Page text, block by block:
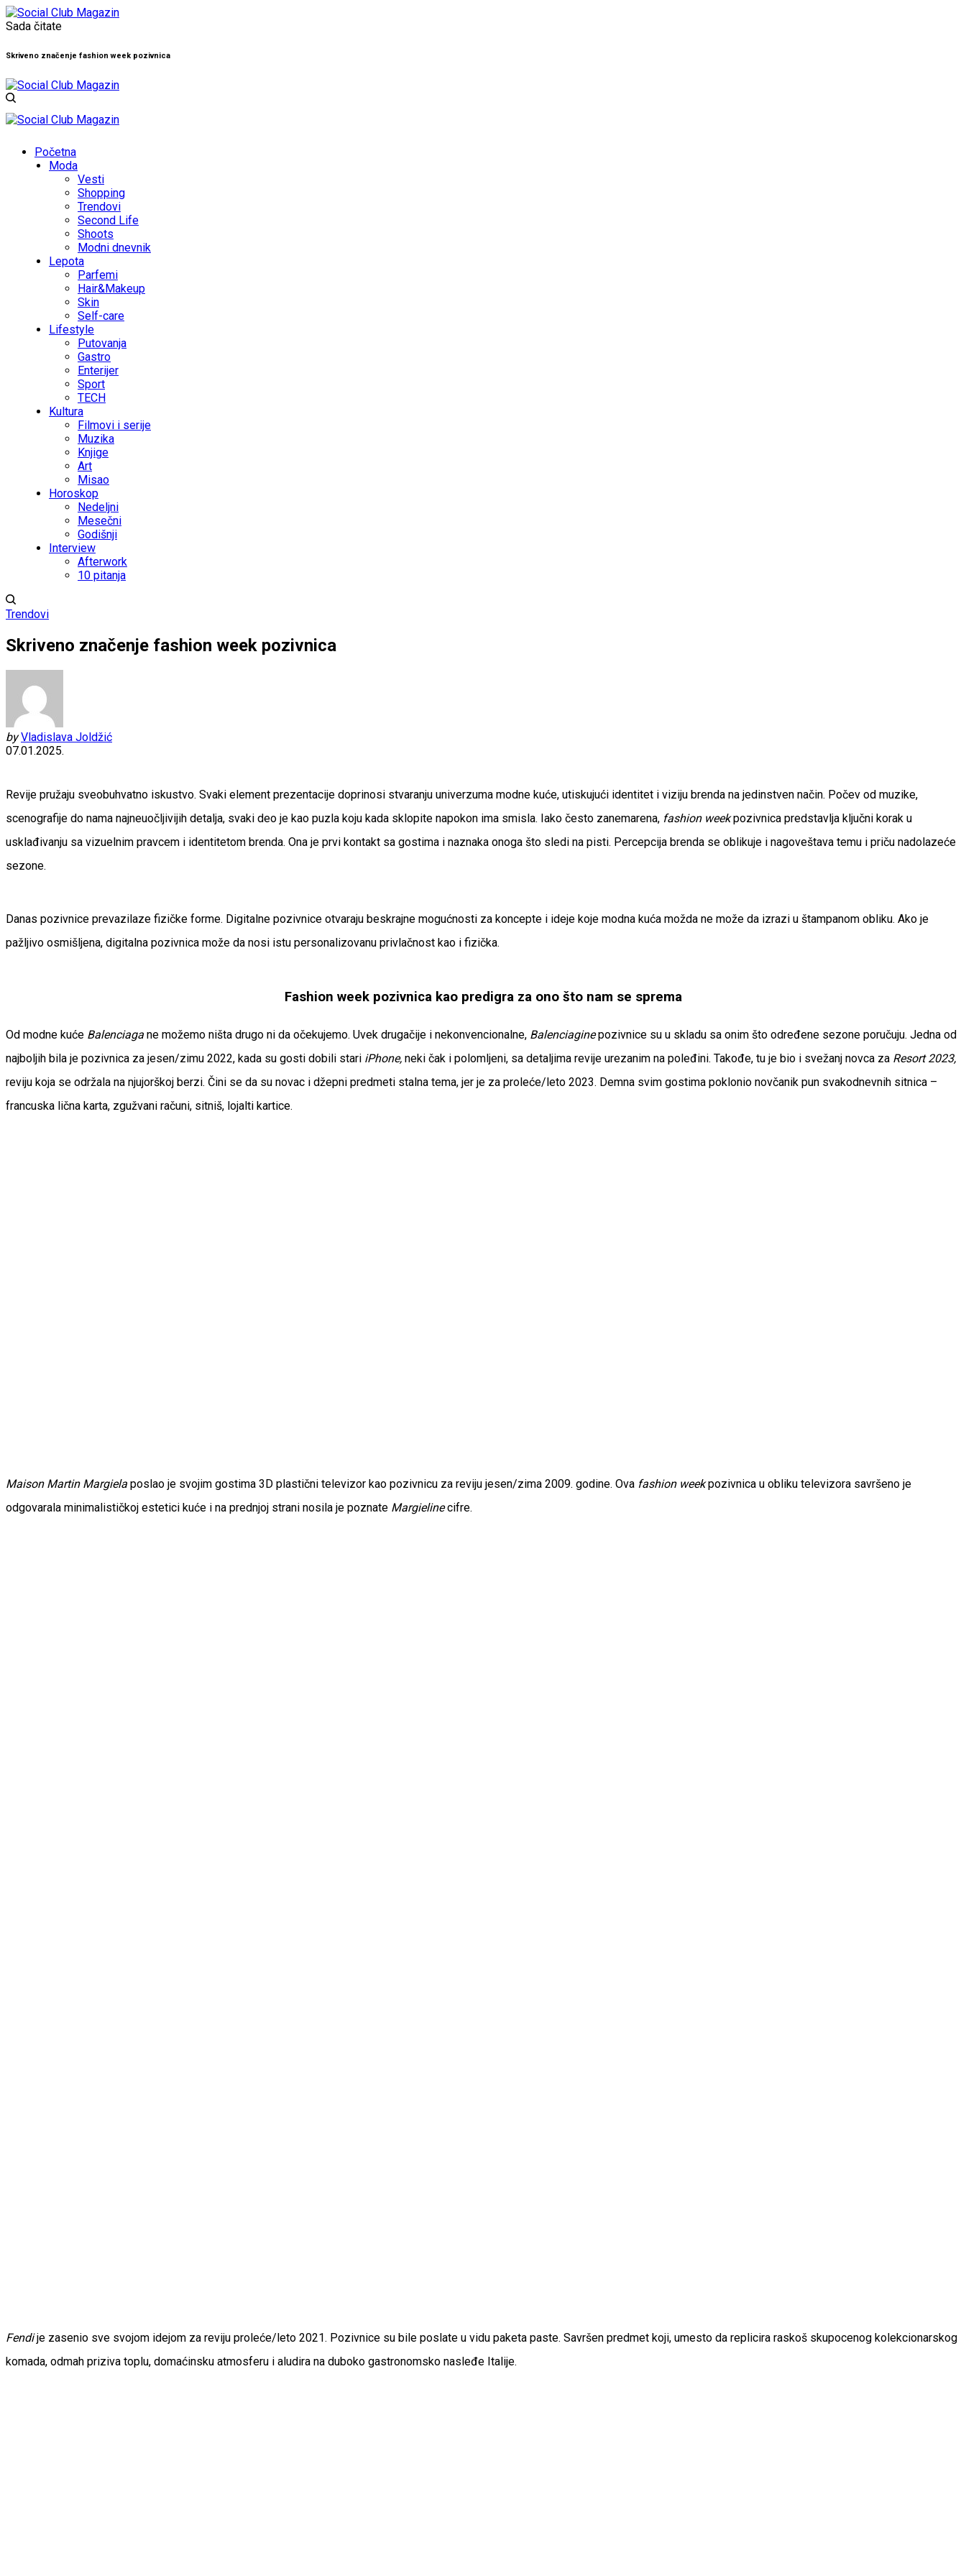
Sada čitate
Skriveno značenje fashion week pozivnica
Početna
Moda
Vesti
Shopping
Trendovi
Second Life
Shoots
Modni dnevnik
Lepota
Parfemi
Hair&Makeup
Skin
Self-care
Lifestyle
Putovanja
Gastro
Enterijer
Sport
TECH
Kultura
Filmovi i serije
Muzika
Knjige
Art
Misao
Horoskop
Nedeljni
Mesečni
Godišnji
Interview
Afterwork
10 pitanja
Trendovi
Skriveno značenje fashion week pozivnica
by Vladislava Joldžić
07.01.2025.
Revije pružaju sveobuhvatno iskustvo. Svaki element prezentacije doprinosi stvaranju univerzuma modne kuće, utiskujući identitet i viziju brenda na jedinstven način. Počev od muzike,
scenografije do nama najneuočljivijih detalja, svaki deo je kao puzla koju kada sklopite napokon ima smisla. Iako često zanemarena, fashion weekpozivnica predstavlja ključni korak u
usklađivanju sa vizuelnim pravcem i identitetom brenda. Ona je prvi kontakt sa gostima i naznaka onoga što sledi na pisti. Percepcija brenda se oblikuje i nagoveštava temu i priču nadolazeće
sezone.
Danas pozivnice prevazilaze fizičke forme. Digitalne pozivnice otvaraju beskrajne mogućnosti za koncepte i ideje koje modna kuća možda ne može da izrazi u štampanom obliku. Ako je
pažljivo osmišljena, digitalna pozivnica može da nosi istu personalizovanu privlačnost kao i fizička.
Fashion week pozivnica kao predigra za ono što nam se sprema
Od modne kuće Balenciaga ne možemo ništa drugo ni da očekujemo. Uvek drugačije i nekonvencionalne, Balenciaginepozivnice su u skladu sa onim što određene sezone poručuju. Jedna od
najboljih bila je pozivnica za jesen/zimu 2022, kada su gosti dobili stari iPhone, neki čak i polomljeni, sa detaljima revije urezanim na poleđini. Takođe, tu je bio i svežanj novca za Resort 2023,
reviju koja se održala na njujorškoj berzi. Čini se da su novac i džepni predmeti stalna tema, jer je za proleće/leto 2023. Demna svim gostima poklonio novčanik pun svakodnevnih sitnica –
francuska lična karta, zgužvani računi, sitniš, lojalti kartice.
Maison Martin Margiela poslao je svojim gostima 3D plastični televizor kao pozivnicu za reviju jesen/zima 2009. godine. Ova fashion weekpozivnica u obliku televizora savršeno je
odgovarala minimalističkoj estetici kuće i na prednjoj strani nosila je poznate Margielinecifre.
Fendije zasenio sve svojom idejom za reviju proleće/leto 2021. Pozivnice su bile poslate u vidu paketa paste. Savršen predmet koji, umesto da replicira raskoš skupocenog kolekcionarskog
komada, odmah priziva toplu, domaćinsku atmosferu i aludira na duboko gastronomsko nasleđe Italije.